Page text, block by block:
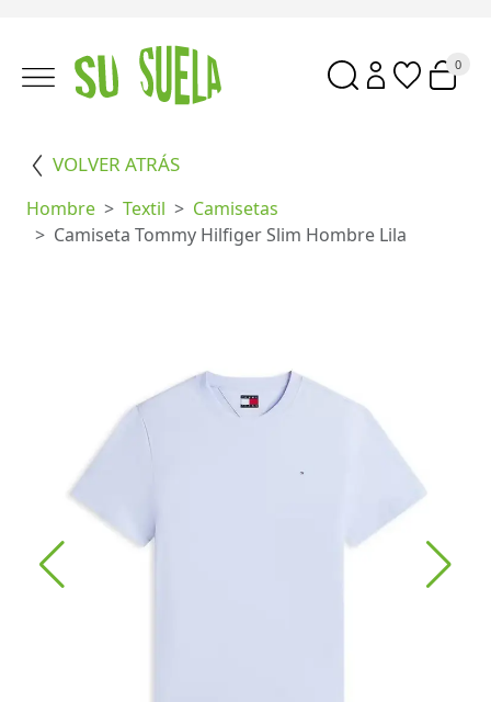
0
VOLVER ATRÁS
Hombre Textil
Camisetas
Camiseta Tommy Hilfiger Slim Hombre Lila